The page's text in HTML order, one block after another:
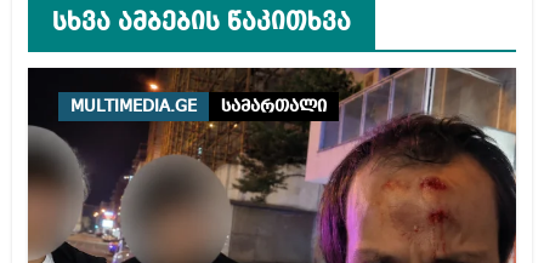
სხვა ამბების წაკითხვა
MULTIMEDIA.GE სამართალი